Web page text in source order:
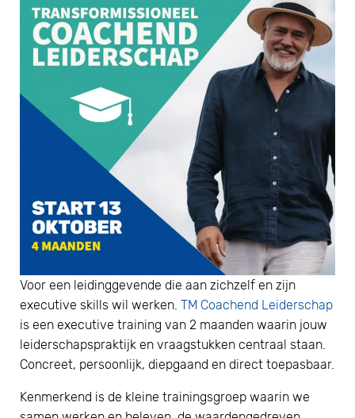
Voor een leidinggevende die aan zichzelf en zijn
executive skills wil werken. TM Coachend Leiderschap
is een executive training van 2 maanden waarin jouw
leiderschapspraktijk en vraagstukken centraal staan.
Concreet, persoonlijk, diepgaand en direct toepasbaar.
Kenmerkend is de kleine trainingsgroep waarin we